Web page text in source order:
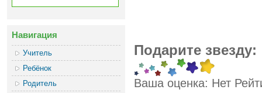
Навигация
Учитель
Ребёнок
Родитель
Подарите звезду:
Ваша оценка: Нет